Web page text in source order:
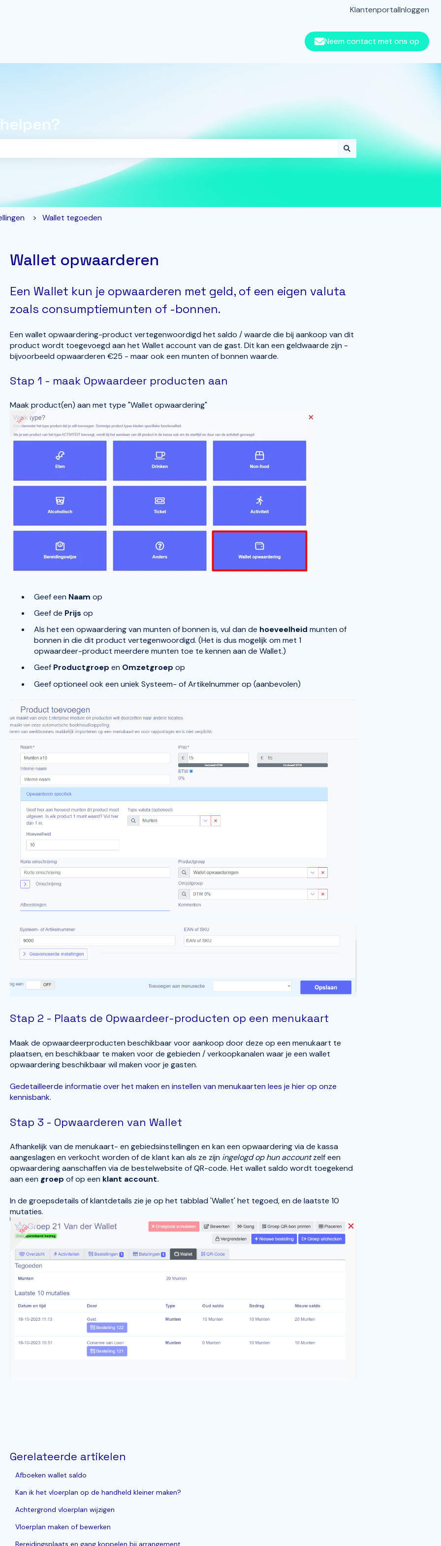
KlantenportalInloggen
Neem contact met ons op
Wallet tegoeden
Wallet opwaarderen
Een Wallet kun je opwaarderen met geld, of een eigen valuta
zoals consumptiemunten of -bonnen.
Een wallet opwaardering-product vertegenwoordigd het saldo / waarde die bij aankoop van dit
product wordt toegevoegd aan het Wallet account van de gast. Dit kan een geldwaarde zijn -
bijvoorbeeld opwaarderen €25 - maar ook een munten of bonnen waarde.
Stap 1 - maak Opwaardeer producten aan
Maak product(en) aan met type "Wallet opwaardering"
Geef een Naam op
Geef de Prijs op
Als het een opwaardering van munten of bonnen is, vul dan de hoeveelheid munten of
bonnen in die dit product vertegenwoordigd. (Het is dus mogelijk om met 1
opwaardeer-product meerdere munten toe te kennen aan de Wallet.)
Geef Productgroep en Omzetgroep op
Geef optioneel ook een uniek Systeem- of Artikelnummer op (aanbevolen)
Stap 2 - Plaats de Opwaardeer-producten op een menukaart
Maak de opwaardeerproducten beschikbaar voor aankoop door deze op een menukaart te
plaatsen, en beschikbaar te maken voor de gebieden / verkoopkanalen waar je een wallet
opwaardering beschikbaar wil maken voor je gasten.
Gedetailleerde informatie over het maken en instellen van menukaarten lees je hier op onze
kennisbank.
Stap 3 - Opwaarderen van Wallet
Afhankelijk van de menukaart- en gebiedsinstellingen en kan een opwaardering via de kassa
aangeslagen en verkocht worden of de klant kan als ze zijn ingelogd op hun accountzelf een
opwaardering aanschaffen via de bestelwebsite of QR-code. Het wallet saldo wordt toegekend
aan een groep of op een klant account.
In de groepsdetails of klantdetails zie je op het tabblad 'Wallet' het tegoed, en de laatste 10
mutaties.
Gerelateerde artikelen
Afboeken wallet saldo
Kan ik het vloerplan op de handheld kleiner maken?
Achtergrond vloerplan wijzigen
Vloerplan maken of bewerken
Bereidingsplaats en gang koppelen bij arrangement